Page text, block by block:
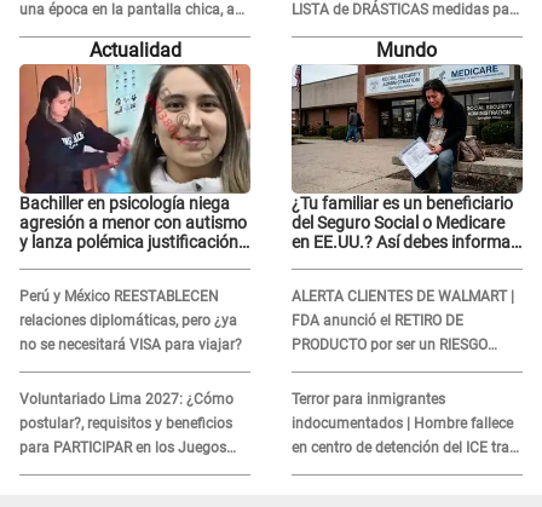
una época en la pantalla chica, así
fue su repentino adiós
LISTA de DRÁSTICAS medidas para
prevenir acoso en 'La Bella Luz' tras
caso Naldy Saldaña
Actualidad
Bachiller en psicología niega
agresión a menor con autismo
y lanza polémica justificación:
Perú y México REESTABLECEN
relaciones diplomáticas, pero ¿ya
no se necesitará VISA para viajar?
Voluntariado Lima 2027: ¿Cómo
postular?, requisitos y beneficios
para PARTICIPAR en los Juegos
Panamericanos
Mundo
¿Tu familiar es un beneficiario
del Seguro Social o Medicare
en EE.UU.? Así debes informar
ALERTA CLIENTES DE WALMART |
FDA anunció el RETIRO DE
PRODUCTO por ser un RIESGO
MORTAL para consumidores: ¿Cuál
es?
Terror para inmigrantes
indocumentados | Hombre fallece
en centro de detención del ICE tras
sufrir una "emergencia médica"